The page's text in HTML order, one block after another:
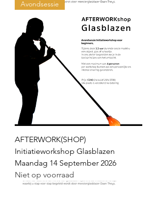
Avondsessie
AFTERWORK(SHOP)
Initiatieworkshop Glasblazen
Maandag 14 September 2026
Niet op voorraad